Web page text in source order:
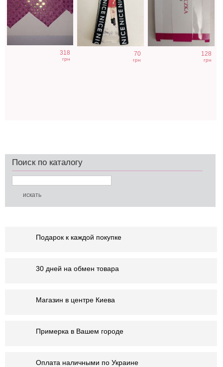
318
грн
70
грн
128
грн
Поиск по каталогу
Подарок к каждой покупке
30 дней на обмен товара
Магазин в центре Киева
Примерка в Вашем городе
Оплата наличными по Украине